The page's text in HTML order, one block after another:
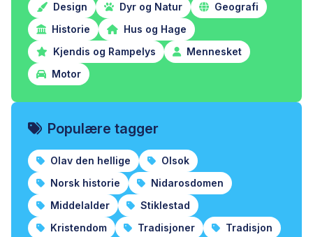
Design Dyr og Natur
Geografi
Historie
Hus og Hage
Kjendis og Rampelys
Mennesket
Motor
Populære tagger
Olav den hellige
Olsok
Norsk historie
Nidarosdomen
Middelalder
Stiklestad
Kristendom
Tradisjoner
Tradisjon